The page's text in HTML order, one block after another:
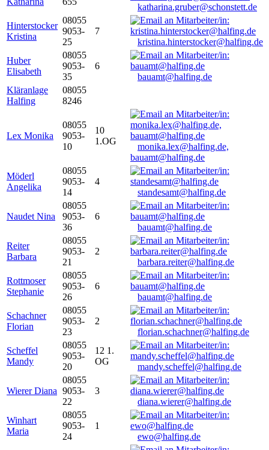
katharina.gruber@schonstett.de
Hinterstocker
Kristina
08055
9053-
25
7
kristina.hinterstocker@halfing.de
Huber
Elisabeth
08055
9053-
35
6
bauamt@halfing.de
Kläranlage
Halfing
08055
8246
Lex Monika
08055
9053-
10
10
1.OG
monika.lex@halfing.de,
bauamt@halfing.de
Möderl
Angelika
08055
9053-
14
4
standesamt@halfing.de
Naudet Nina
08055
9053-
36
6
bauamt@halfing.de
Reiter
Barbara
08055
9053-
21
2
barbara.reiter@halfing.de
Rottmoser
Stephanie
08055
9053-
26
6
bauamt@halfing.de
Schachner
Florian
08055
9053-
23
2
florian.schachner@halfing.de
Scheffel
Mandy
08055
9053-
20
12 1.
OG
mandy.scheffel@halfing.de
Wierer Diana
08055
9053-
22
3
diana.wierer@halfing.de
Winhart
Maria
08055
9053-
24
1
ewo@halfing.de